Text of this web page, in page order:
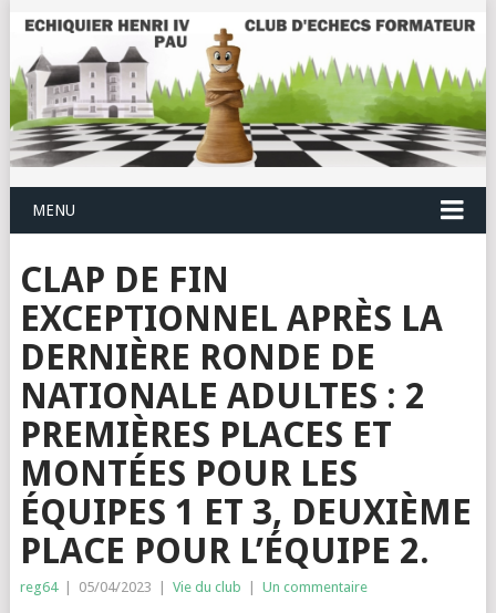
MENU
CLAP DE FIN
EXCEPTIONNEL APRÈS LA
DERNIÈRE RONDE DE
NATIONALE ADULTES : 2
PREMIÈRES PLACES ET
MONTÉES POUR LES
ÉQUIPES 1 ET 3, DEUXIÈME
PLACE POUR L’ÉQUIPE 2.
reg64 05/04/2023 Vie du club Un commentaire